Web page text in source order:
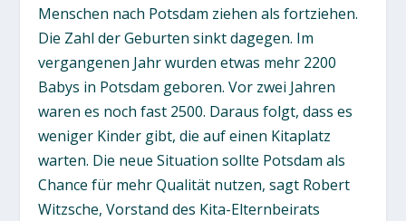
Menschen nach Potsdam ziehen als fortziehen.
Die Zahl der Geburten sinkt dagegen. Im
vergangenen Jahr wurden etwas mehr 2200
Babys in Potsdam geboren. Vor zwei Jahren
waren es noch fast 2500. Daraus folgt, dass es
weniger Kinder gibt, die auf einen Kitaplatz
warten. Die neue Situation sollte Potsdam als
Chance für mehr Qualität nutzen, sagt Robert
Witzsche, Vorstand des Kita-Elternbeirats